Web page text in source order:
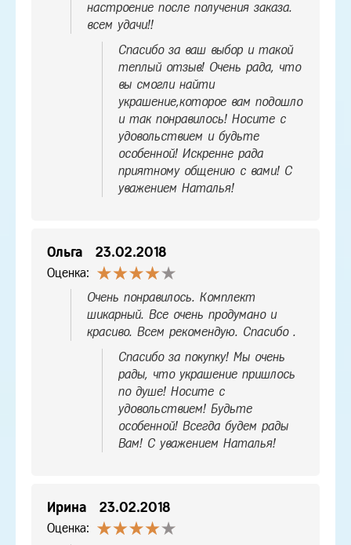
настроение после получения заказа.
всем удачи!!
Спасибо за ваш выбор и такой
теплый отзыв! Очень рада, что
вы смогли найти
украшение,которое вам подошло
и так понравилось! Носите с
удовольствием и будьте
особенной! Искренне рада
приятному общению с вами! С
уважением Наталья!
Ольга 23.02.2018
Оценка:
Очень понравилось. Комплект
шикарный. Все очень продумано и
красиво. Всем рекомендую. Спасибо .
Спасибо за покупку! Мы очень
рады, что украшение пришлось
по душе! Носите с
удовольствием! Будьте
особенной! Всегда будем рады
Вам! С уважением Наталья!
Ирина 23.02.2018
Оценка: